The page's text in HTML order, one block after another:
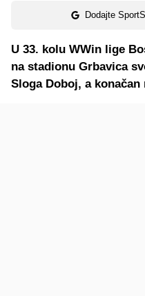
Dodajte
U 33. kolu WWin lige
na stadionu Grbavica
Sloga Doboj, a